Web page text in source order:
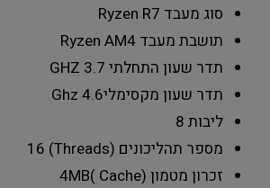
סוג מעבד Ryzen R7
תושבת מעבדRyzen AM4
תדר שעון התחלתי 3.7 GHZ
תדר שעון מקסימלי4.6 Ghz
ליבות 8
מספר תהליכונים (Threads)
16
זכרון מטמון (Cache )
4MB